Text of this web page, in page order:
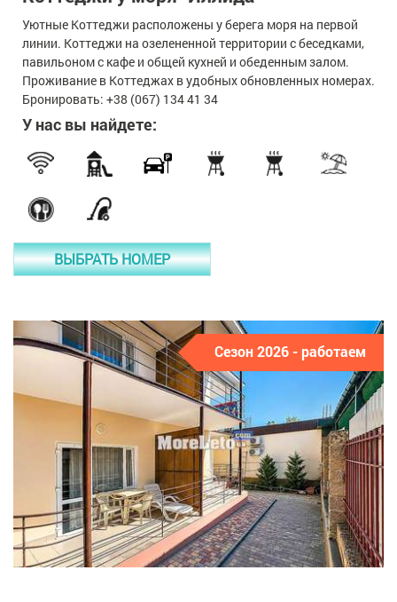
Уютные Коттеджи расположены у берега моря на первой
линии. Коттеджи на озелененной территории с беседками,
павильоном с кафе и общей кухней и обеденным залом.
Проживание в Коттеджах в удобных обновленных номерах.
Бронировать: +38 (067) 134 41 34
У нас вы найдете:
ВЫБРАТЬ НОМЕР
Сезон 2026 - работаем